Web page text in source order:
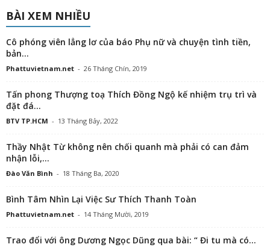
BÀI XEM NHIỀU
Cô phóng viên lẳng lơ của báo Phụ nữ và chuyện tình tiền,
bản...
Phattuvietnam.net - 26 Tháng Chín, 2019
Tấn phong Thượng toạ Thích Đồng Ngộ kế nhiệm trụ trì và
đặt đá...
BTV TP.HCM - 13 Tháng Bảy, 2022
Thầy Nhật Từ không nên chối quanh mà phải có can đảm
nhận lỗi,...
Đào Văn Bình - 18 Tháng Ba, 2020
Bình Tâm Nhìn Lại Việc Sư Thích Thanh Toàn
Phattuvietnam.net - 14 Tháng Mười, 2019
Trao đổi với ông Dương Ngọc Dũng qua bài: “ Đi tu mà có...